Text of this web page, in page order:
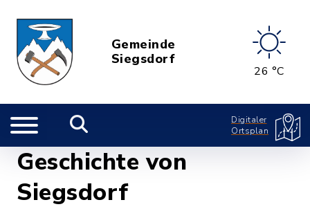
Gemeinde
Siegsdorf
26 °C
Digitaler
Ortsplan
Geschichte von
Siegsdorf